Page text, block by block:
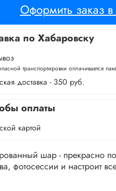
Оформить заказ
по Хабаровску
транспортировки оплачивается
доставка - 350 руб.
оплаты
картой
шар - прекрасно
фотосессии и настроит